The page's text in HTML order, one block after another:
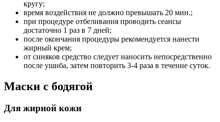
кругу;
время воздействия не должно превышать 20 мин.;
при процедуре отбеливания проводить сеансы
достаточно 1 раз в 7 дней;
после окончания процедуры рекомендуется нанести
жирный крем;
от синяков средство следует наносить непосредственно
после ушиба, затем повторить 3-4 раза в течение суток.
Маски с бодягой
Для жирной кожи